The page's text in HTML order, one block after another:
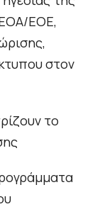
ΕΟΑ/ΕΟΕ,
στον
το